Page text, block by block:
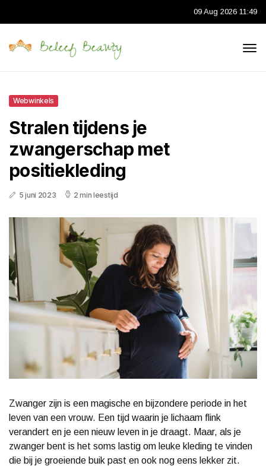
09 Aug 2026 11:49
Webwinkels
Stralen tijdens je
zwangerschap met
positiekleding
5 juni 2023 2 min leestijd
Zwanger zijn is een magische en bijzondere periode in het
leven van een vrouw. Een tijd waarin je lichaam flink
verandert en je een nieuw leven in je draagt. Maar, als je
zwanger bent is het soms lastig om leuke kleding te vinden
die bij je groeiende buik past en ook nog eens lekker zit.